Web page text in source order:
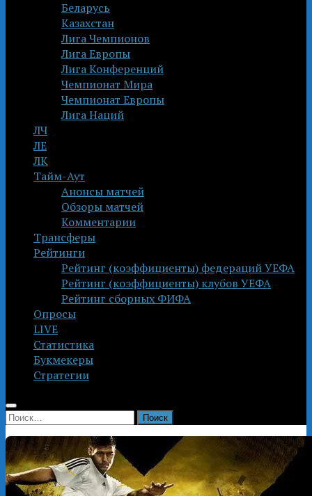
Беларусь
Казахстан
Лига Чемпионов
Лига Европы
Лига Конференций
Чемпионат Мира
Чемпионат Европы
Лига Наций
ЛЧ
ЛЕ
ЛК
Тайм-Аут
Анонсы матчей
Обзоры матчей
Комментарии
Трансферы
Рейтинги
Рейтинг (коэффициенты) федераций УЕФА
Рейтинг (коэффициенты) клубов УЕФА
Рейтинг сборных ФИФА
Опросы
LIVE
Статистика
Букмекеры
Стратегии
Найти: